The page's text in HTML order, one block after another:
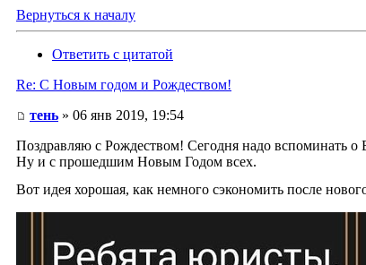
Вернуться к началу
Ответить с цитатой
Re: С Новым годом и Рождеством!
тень » 06 янв 2019, 19:54
Поздравляю с Рождеством! Сегодня надо вспоминать о
Ну и с прошедшим Новым Годом всех.
Вот идея хорошая, как немного сэкономить после